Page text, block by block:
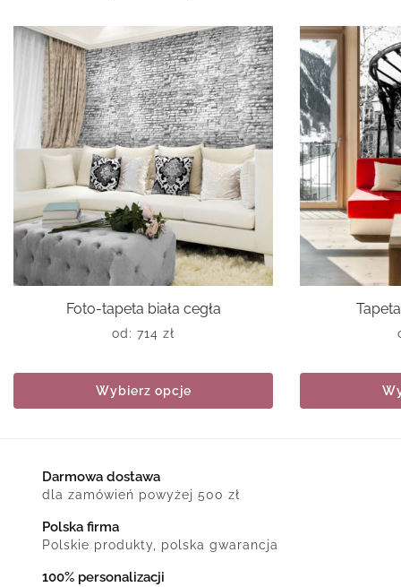
Foto-tapeta biała cegła
od: 714 zł
Wybierz opcje
Darmowa dostawa
dla zamówień powyżej 500 zł
Polska firma
Polskie produkty, polska gwarancja
100% personalizacji